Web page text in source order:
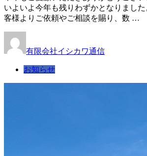
いよいよ今年も残りわずかとなりまし
客様よりご依頼やご相談を賜り、数 …
有限会社イシカワ通信
お知らせ